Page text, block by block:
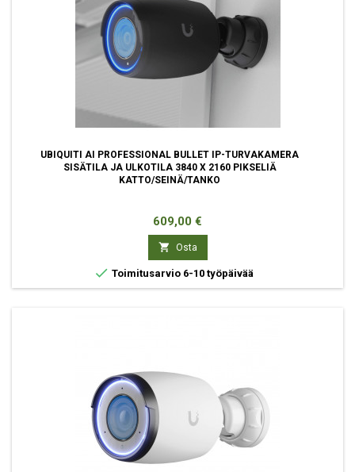
UBIQUITI AI PROFESSIONAL BULLET IP-TURVAKAMERA
SISÄTILA JA ULKOTILA 3840 X 2160 PIKSELIÄ
KATTO/SEINÄ/TANKO
Hinta
609,00 €
 Osta
 Toimitusarvio 6-10 työpäivää